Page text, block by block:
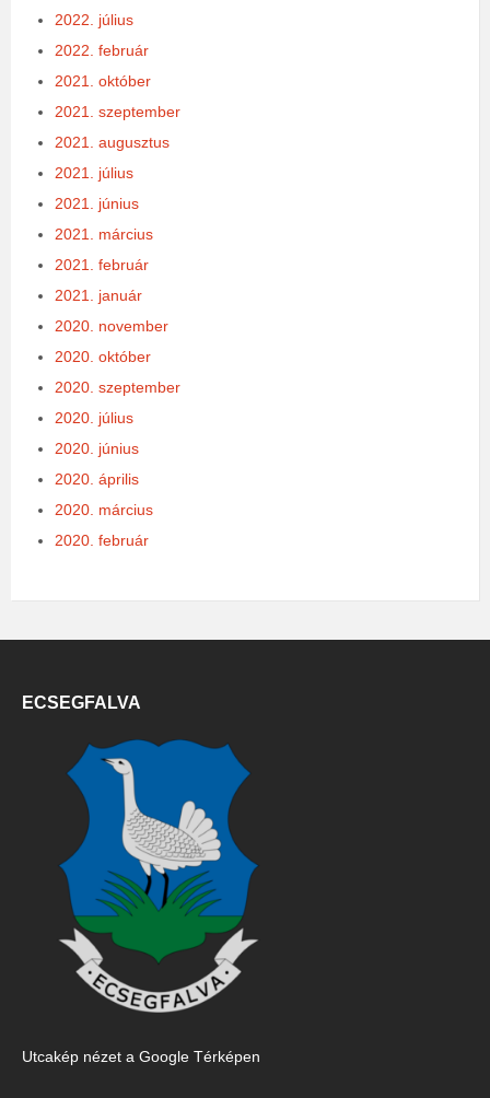
2022. július
2022. február
2021. október
2021. szeptember
2021. augusztus
2021. július
2021. június
2021. március
2021. február
2021. január
2020. november
2020. október
2020. szeptember
2020. július
2020. június
2020. április
2020. március
2020. február
ECSEGFALVA
Utcakép nézet a Google Térképen